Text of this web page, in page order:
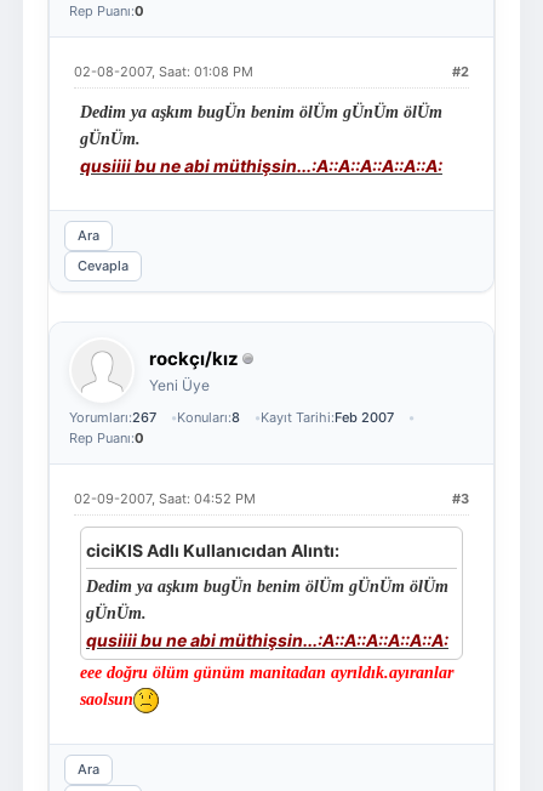
Rep Puanı:0
#2
02-08-2007, Saat: 01:08 PM
Dedim ya aşkım bugÜn benim ölÜm gÜnÜm ölÜm
gÜnÜm.
qusiiii bu ne abi müthişsin...:A::A::A::A::A::A:
Ara
Cevapla
rockçı/kız
Yeni Üye
Yorumları:267 Konuları:8 Kayıt Tarihi:Feb 2007
Rep Puanı:0
#3
02-09-2007, Saat: 04:52 PM
ciciKIS Adlı Kullanıcıdan Alıntı:
Dedim ya aşkım bugÜn benim ölÜm gÜnÜm ölÜm
gÜnÜm.
qusiiii bu ne abi müthişsin...:A::A::A::A::A::A:
eee doğru ölüm günüm manitadan ayrıldık.ayıranlar
saolsun
Ara